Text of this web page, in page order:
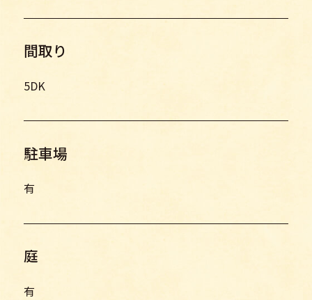
間取り
5DK
駐車場
有
庭
有